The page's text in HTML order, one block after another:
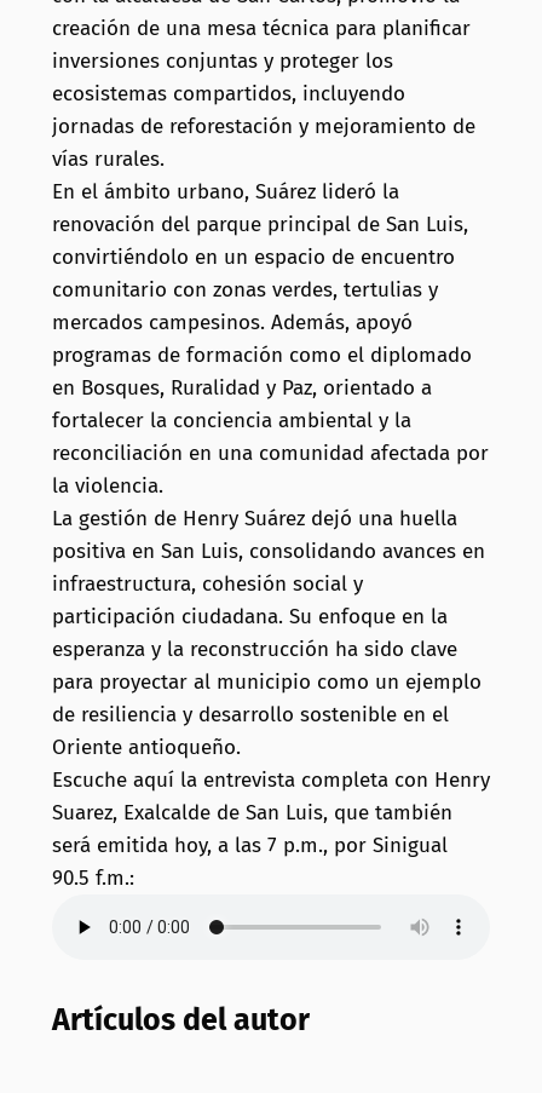
creación de una mesa técnica para planificar
inversiones conjuntas y proteger los
ecosistemas compartidos, incluyendo
jornadas de reforestación y mejoramiento de
vías rurales.
En el ámbito urbano, Suárez lideró la
renovación del parque principal de San Luis,
convirtiéndolo en un espacio de encuentro
comunitario con zonas verdes, tertulias y
mercados campesinos. Además, apoyó
programas de formación como el diplomado
en Bosques, Ruralidad y Paz, orientado a
fortalecer la conciencia ambiental y la
reconciliación en una comunidad afectada por
la violencia.
La gestión de Henry Suárez dejó una huella
positiva en San Luis, consolidando avances en
infraestructura, cohesión social y
participación ciudadana. Su enfoque en la
esperanza y la reconstrucción ha sido clave
para proyectar al municipio como un ejemplo
de resiliencia y desarrollo sostenible en el
Oriente antioqueño.
Escuche aquí la entrevista completa con Henry
Suarez, Exalcalde de San Luis, que también
será emitida hoy, a las 7 p.m., por Sinigual
90.5 f.m.:
Artículos del autor